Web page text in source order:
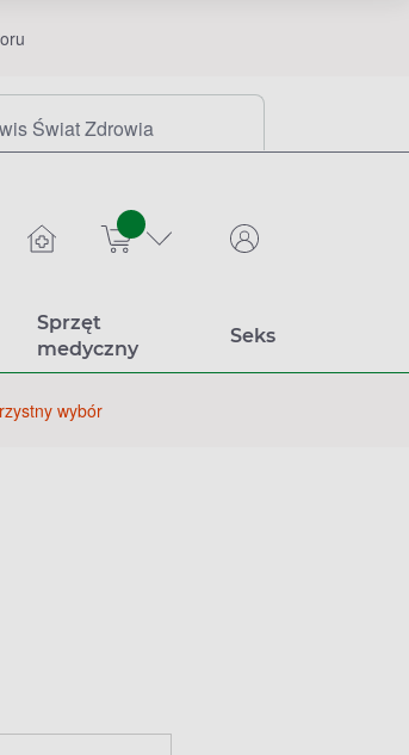
Świat Zdrowia
sztuk
Sprzęt
medyczny
Seks
wybór